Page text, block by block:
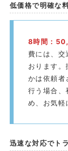
低価格で明確な
8時間：
費には、交
おります。
かは依頼者
行う場合、
め、お気軽
迅速な対応でト